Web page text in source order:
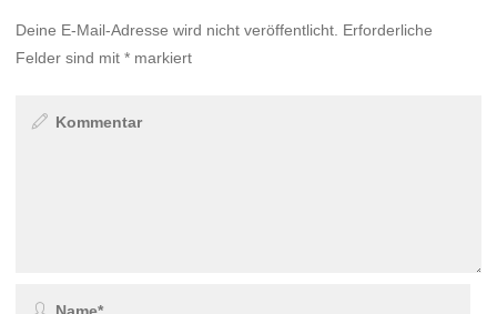
Deine E-Mail-Adresse wird nicht veröffentlicht. Erforderliche
Felder sind mit* markiert